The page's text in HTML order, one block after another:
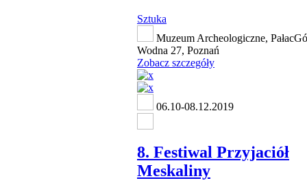
Sztuka
Muzeum Archeologiczne,
Wodna 27, Poznań
Zobacz szczegóły
06.10-08.12.2019
8. Festiwal Przyjaciół
Meskaliny